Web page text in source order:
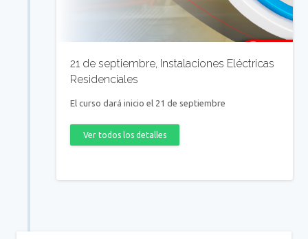
21 de septiembre, Instalaciones Eléctricas
Residenciales
El curso dará inicio el 21 de septiembre
Ver todos los detalles